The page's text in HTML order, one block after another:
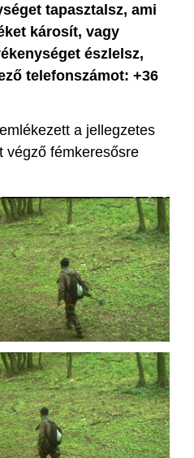
tapasztalsz, ami
károsít, vagy
észlelsz,
telefonszámot: +36
a jellegzetes
végző fémkeresősre